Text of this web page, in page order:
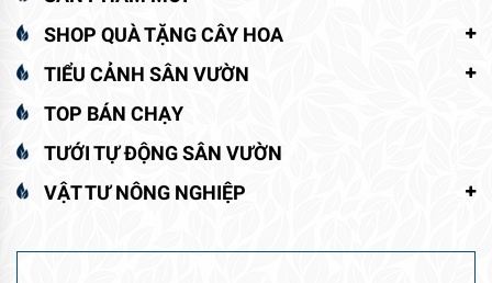
SHOP QUÀ TẶNG CÂY HOA
TIỂU CẢNH SÂN VƯỜN
TOP BÁN CHẠY
TƯỚI TỰ ĐỘNG SÂN VƯỜN
VẬT TƯ NÔNG NGHIỆP